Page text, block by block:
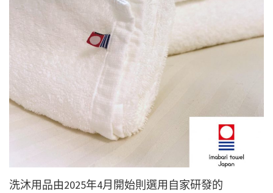
洗沐用品由2025年4月開始則選用自家研發的